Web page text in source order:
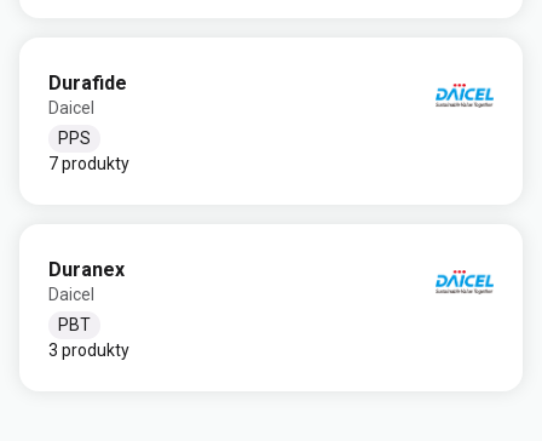
Durafide
Daicel
PPS
7 produkty
Duranex
Daicel
PBT
3 produkty